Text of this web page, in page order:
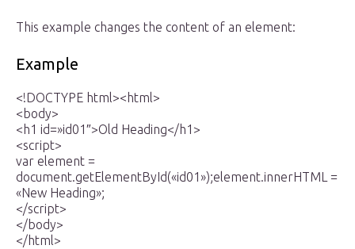
This example changes the content of an element:
Example
<!DOCTYPE html><html>
<body>
<h1 id=»id01″>Old Heading</h1>
<script>
var element =
document.getElementById(«id01»);element.innerHTML =
«New Heading»;
</script>
</body>
</html>